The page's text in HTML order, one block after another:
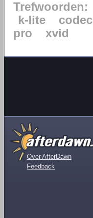
Trefwoorden:
k-lite
codec
pro
xvid
Over AfterDawn
Feedback